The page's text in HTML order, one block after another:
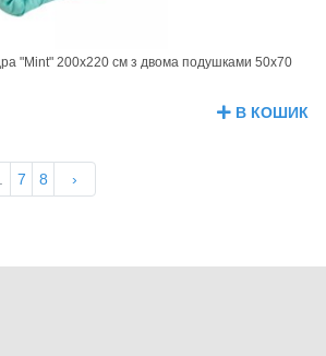
"Mint" 200х220 см з двома подушками 50х70
В КОШИК
7 8 ›